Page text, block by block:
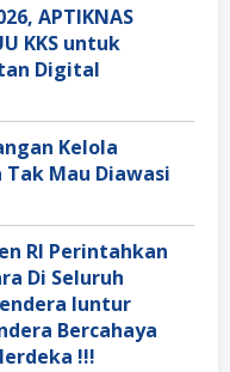
APTIKNAS
KKS untuk
Digital
Kelola
Mau Diawasi
RI Perintahkan
Di Seluruh
luntur
Bercahaya
!!!